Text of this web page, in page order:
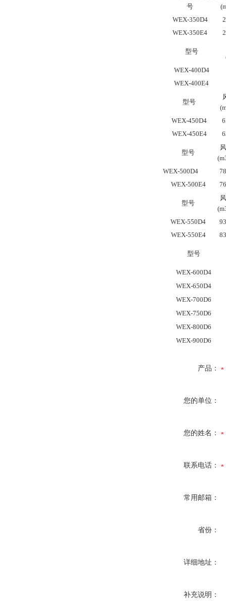
号
WEX-350D4
WEX-350E4
型号
WEX-400D4
WEX-400E4
型号
WEX-450D4
WEX-450E4
型号
WEX-500D4
WEX-500E4
型号
WEX-550D4
WEX-550E4
型号
WEX-600D4
WEX-650D4
WEX-700D6
WEX-750D6
WEX-800D6
WEX-900D6
产品：
您的单位：
您的姓名：
联系电话：
常用邮箱：
省份：
详细地址：
补充说明：